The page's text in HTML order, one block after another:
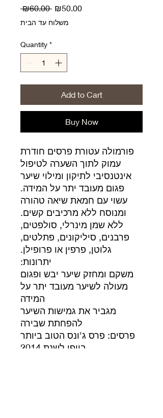
₪60.00 Regular
Price
₪50.00Sale
משלוח עד הבית
Quantity *
Add to Cart
Buy Now
פורמולה עטורת פרסים חודרת
עמוק לתוך השערה לטיפול
אינטנסיבי לתיקון ומילוי שיער
פגום מעובד יתר על המידה.
עשוי עם חמאת שיאה טהורה
ומנוסח ללא מרכיבים קשים.
ללא שמן מינרלי, סולפטים,
פרבנים, סיליקונים, פתלטים,
גלוטן, פרפין או פרופילן.
יתרונות:
משקם ומחזק שיער יבש ופגום
מעולה לשיער מעובד יתר על
המידה
מגביר את גמישות השיער
להפחתת שבירה
פרסים: פרס ג'ונס הטוב ביותר
ביופי לשנת 2014